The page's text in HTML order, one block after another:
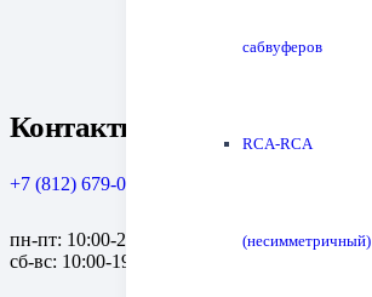
сабвуферов
RCA-RCA
(несимметричный)
Контакты
+7 (812) 679-08-79
пн-пт: 10:00-20:00
сб-вс: 10:00-19:00